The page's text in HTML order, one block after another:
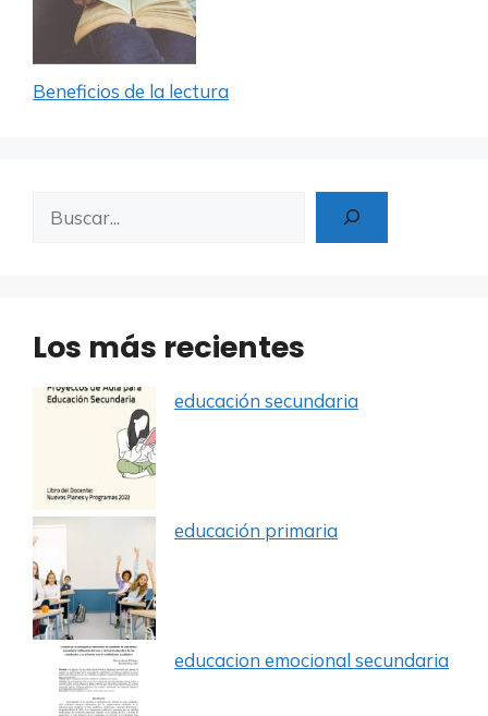
Beneficios de la lectura
Los más recientes
educación secundaria
educación primaria
educacion emocional secundaria